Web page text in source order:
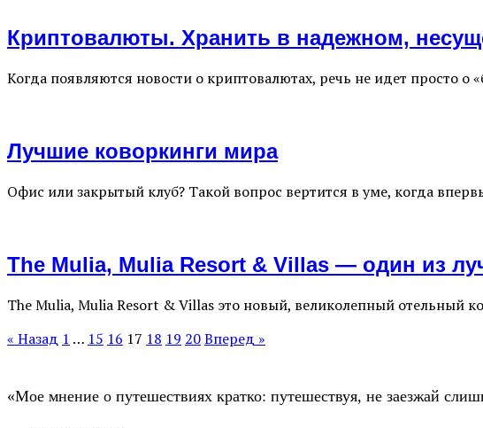
Криптовалюты. Хранить в надежном,
Когда появляются новости о криптовалютах, речь не идет просто
Лучшие коворкинги мира
Офис или закрытый клуб? Такой вопрос вертится в уме, когда
The Mulia, Mulia Resort & Villas — один из
The Mulia, Mulia Resort & Villas это новый, великолепный отельный
« Назад 1 … 15 16 17 18 19 20Вперед »
«Мое мнение о путешествиях кратко: путешествуя, не заезжай